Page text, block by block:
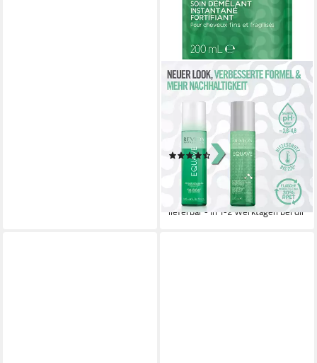
REVLON PROFESSIONAL
Leave-in Pflege EQUAVE
DETANGLING CONDITIONER,
Feines Bis Brüchiges Haar
200 ml
(4)
ab 12,99 € UVP28,60 €
(64,95 €/ 1 l)
-55%
lieferbar - in 1-2 Werktagen bei dir